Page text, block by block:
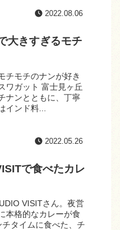
2022.08.06
大きすぎるモチ
チモチのナンが好き
ワガット 富士見ヶ丘
ナンとともに、丁寧
インド料...
2022.05.26
で食べたカレ
VISITさん。夜営
本格的なカレーが食
タイムに食べた、チ